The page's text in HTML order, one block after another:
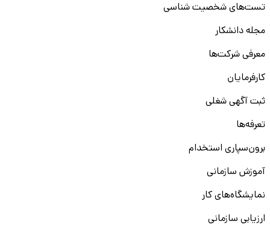
تست‌های شخصیت شناسی
مجله دانشکار
معرفی شرکت‌ها
کارفرمایان
ثبت آگهی شغلی
تعرفه‌ها
برون‌سپاری استخدام
آموزش سازمانی
نمایشگاه‌های کار
ارزیابی سازمانی